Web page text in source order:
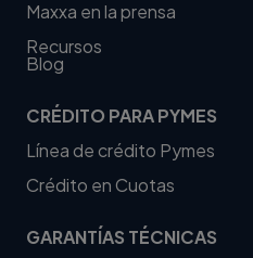
Maxxa en la prensa
Recursos
Blog
CRÉDITO PARA PYMES
Línea de crédito Pymes
Crédito en Cuotas
GARANTÍAS TÉCNICAS